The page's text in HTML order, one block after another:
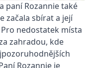
paní Rozannie také
začala sbírat a její
nedostatek místa
zahradou, kde
Rozannie je